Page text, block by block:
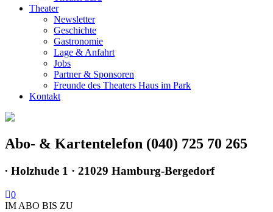
Theater
Newsletter
Geschichte
Gastronomie
Lage & Anfahrt
Jobs
Partner & Sponsoren
Freunde des Theaters Haus im Park
Kontakt
Abo- & Kartentelefon (040) 725 70 265
∙ Holzhude 1 · 21029 Hamburg-Bergedorf
0
IM ABO BIS ZU